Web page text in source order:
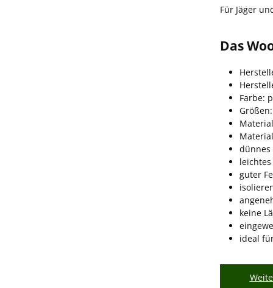
Für Jäger
Das
Farbe:
Größen:
dünnes
guter
keine
ideal